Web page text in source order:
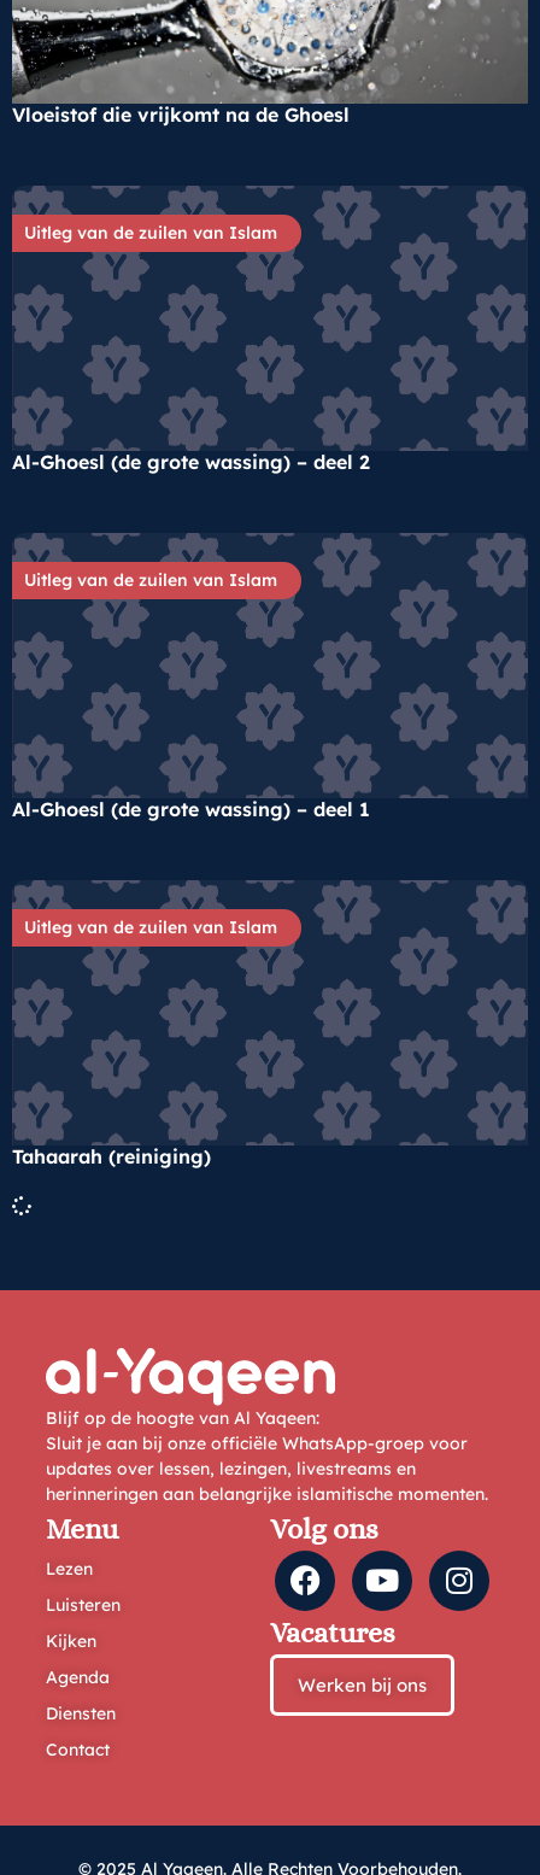
Vloeistof die vrijkomt na de Ghoesl
Uitleg van de zuilen van Islam
Al-Ghoesl (de grote wassing) – deel 2
Uitleg van de zuilen van Islam
Al-Ghoesl (de grote wassing) – deel 1
Uitleg van de zuilen van Islam
Tahaarah (reiniging)
Blijf op de hoogte van Al Yaqeen:
Sluit je aan bij onze officiële WhatsApp-groep voor
updates over lessen, lezingen, livestreams en
herinneringen aan belangrijke islamitische momenten.
Menu
Lezen
Luisteren
Kijken
Agenda
Diensten
Contact
Volg ons
Vacatures
Werken bij ons
© 2025 Al Yaqeen. Alle Rechten Voorbehouden.